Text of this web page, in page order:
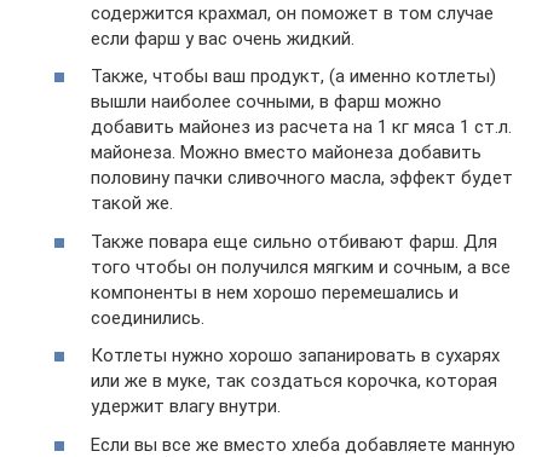
содержится крахмал, он поможет в том случае
если фарш у вас очень жидкий.
Также, чтобы ваш продукт, (а именно котлеты)
вышли наиболее сочными, в фарш можно
добавить майонез из расчета на 1 кг мяса 1 ст.л.
майонеза. Можно вместо майонеза добавить
половину пачки сливочного масла, эффект будет
такой же.
Также повара еще сильно отбивают фарш. Для
того чтобы он получился мягким и сочным, а все
компоненты в нем хорошо перемешались и
соединились.
Котлеты нужно хорошо запанировать в сухарях
или же в муке, так создаться корочка, которая
удержит влагу внутри.
Если вы все же вместо хлеба добавляете манную